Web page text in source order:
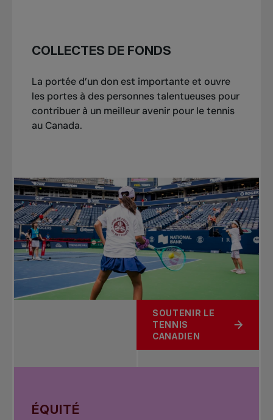
COLLECTES DE FONDS
La portée d’un don est importante et ouvre
les portes à des personnes talentueuses pour
contribuer à un meilleur avenir pour le tennis
au Canada.
SOUTENIR LE
TENNIS
CANADIEN
ÉQUITÉ